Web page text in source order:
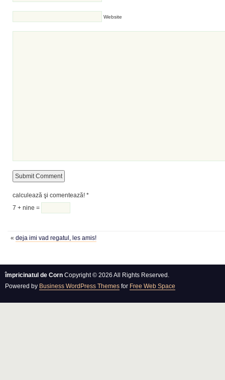
Website
calculează şi comentează! *
7 + nine =
«deja imi vad regatul, les amis!
împricinatul de Corn Copyright © 2026 All Rights Reserved.
Powered by Business WordPress Themes for Free Web Space